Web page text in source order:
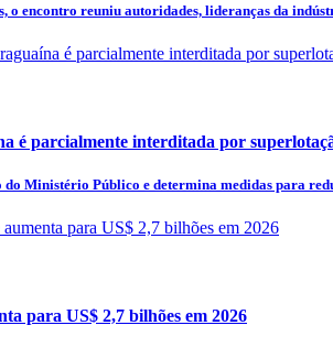
o encontro reuniu autoridades, lideranças da
é parcialmente interditada por
do Ministério Público e determina medidas para
para US$ 2,7 bilhões em 2026